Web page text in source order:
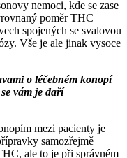
nemoci, kde se zase
poměr THC
spojených se svalovou
Vše je ale jinak vysoce
o léčebném konopí
vám je daří
mezi pacienty je
samozřejmě
ale to je při správném